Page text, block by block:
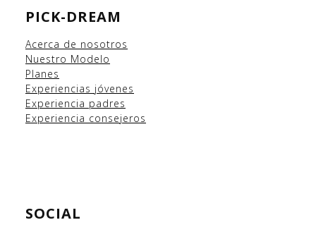
PICK-DREAM
Acerca de nosotros
Nuestro Modelo
Planes
Experiencias jóvenes
Experiencia padres
Experiencia consejeros
SOCIAL